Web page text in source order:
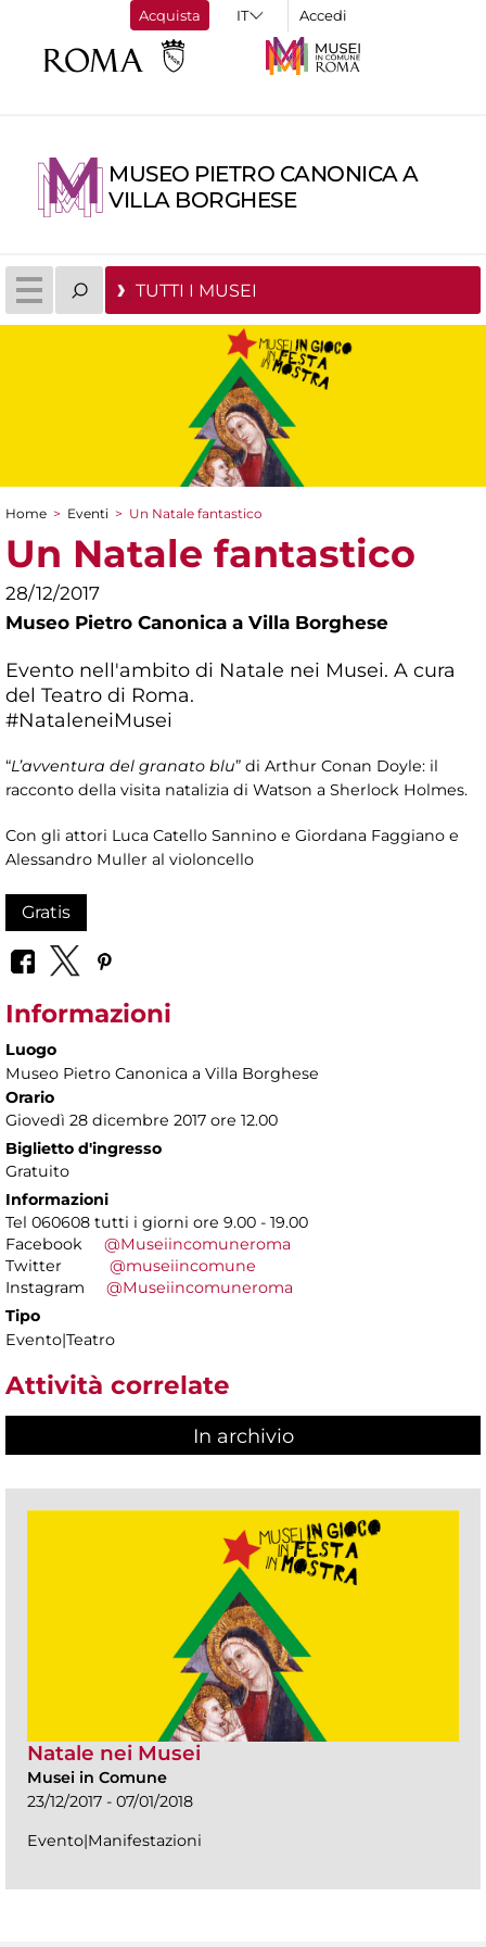
Acquista Accedi
MUSEO PIETRO CANONICA A
VILLA BORGHESE
TUTTI I MUSEI
Tu sei qui
Home > Eventi > Un Natale fantastico
Un Natale fantastico
28/12/2017
Museo Pietro Canonica a Villa Borghese
Evento nell'ambito di Natale nei Musei. A cura
del Teatro di Roma.
#NataleneiMusei
“L’avventura del granato blu” di Arthur Conan Doyle: il
racconto della visita natalizia di Watson a Sherlock Holmes.
Con gli attori Luca Catello Sannino e Giordana Faggiano e
Alessandro Muller al violoncello
Gratis
Informazioni
Luogo
Museo Pietro Canonica a Villa Borghese
Orario
Giovedì 28 dicembre 2017 ore 12.00
Biglietto d'ingresso
Gratuito
Informazioni
Tel 060608 tutti i giorni ore 9.00 - 19.00
Facebook @Museiincomuneroma
Twitter @museiincomune
Instagram @Museiincomuneroma
Tipo
Evento|Teatro
Attività correlate
In archivio
Natale nei Musei
Musei in Comune
23/12/2017 - 07/01/2018
Evento|Manifestazioni